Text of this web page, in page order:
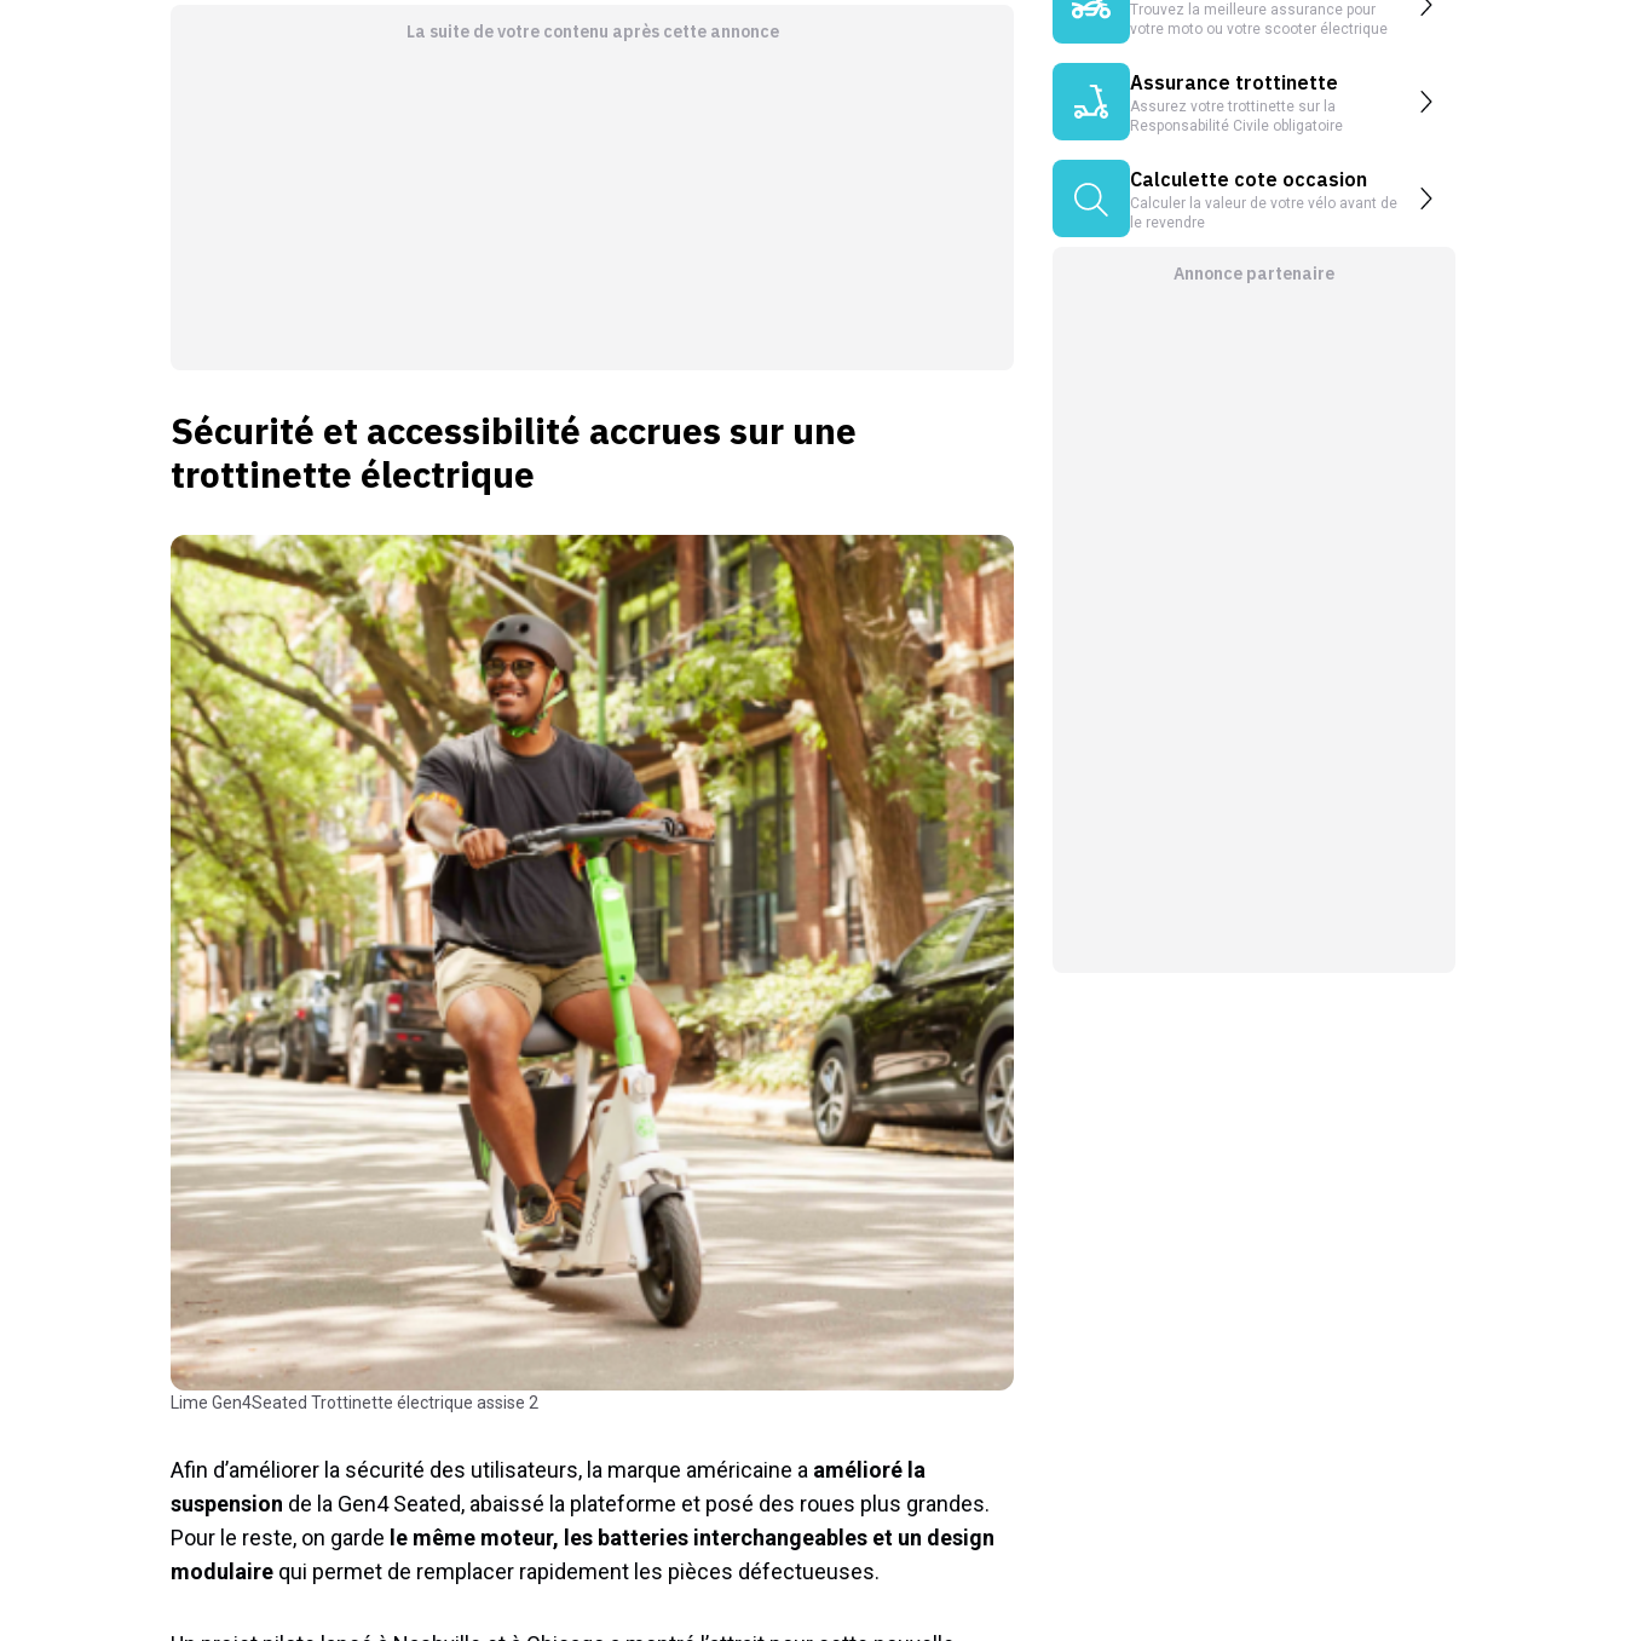
La suite de votre contenu après cette annonce
Sécurité et accessibilité accrues sur une
trottinette électrique
Lime Gen4Seated Trottinette électrique assise 2
Afin d’améliorer la sécurité des utilisateurs, la marque américaine a amélioré la
suspension de la Gen4 Seated, abaissé la plateforme et posé des roues plus grandes.
Pour le reste, on garde le même moteur, les batteries interchangeables et un design
modulaire qui permet de remplacer rapidement les pièces défectueuses.
Trouvez la meilleure assurance pour
votre moto ou votre scooter électrique
Assurance trottinette
Assurez votre trottinette sur la
Responsabilité Civile obligatoire
Calculette cote occasion
Calculer la valeur de votre vélo avant de
le revendre
Annonce partenaire